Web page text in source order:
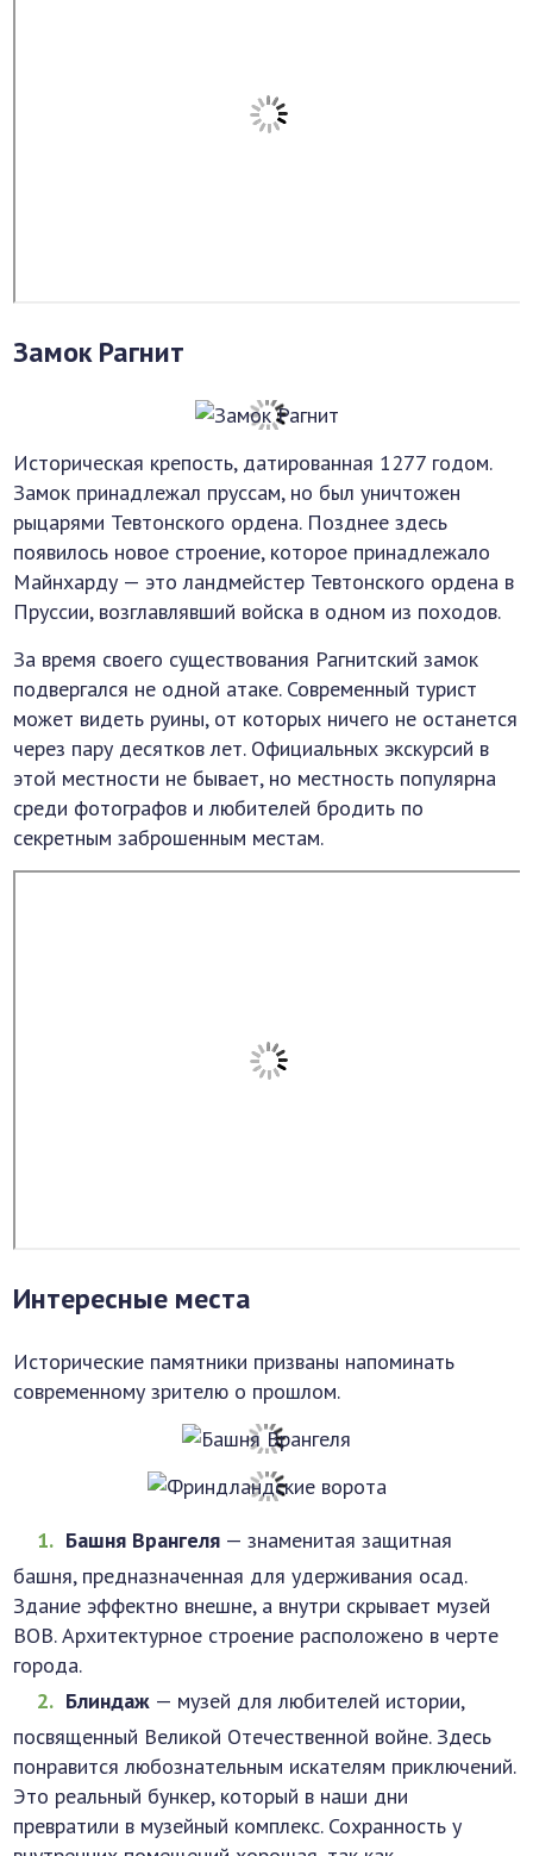
Замок Рагнит
Историческая крепость, датированная 1277 годом.
Замок принадлежал пруссам, но был уничтожен
рыцарями Тевтонского ордена. Позднее здесь
появилось новое строение, которое принадлежало
Майнхарду — это ландмейстер Тевтонского ордена в
Пруссии, возглавлявший войска в одном из походов.
За время своего существования Рагнитский замок
подвергался не одной атаке. Современный турист
может видеть руины, от которых ничего не останется
через пару десятков лет. Официальных экскурсий в
этой местности не бывает, но местность популярна
среди фотографов и любителей бродить по
секретным заброшенным местам.
Интересные места
Исторические памятники призваны напоминать
современному зрителю о прошлом.
Башня Врангеля — знаменитая защитная
башня, предназначенная для удерживания осад.
Здание эффектно внешне, а внутри скрывает музей
ВОВ. Архитектурное строение расположено в черте
города.
Блиндаж — музей для любителей истории,
посвященный Великой Отечественной войне. Здесь
понравится любознательным искателям приключений.
Это реальный бункер, который в наши дни
превратили в музейный комплекс. Сохранность у